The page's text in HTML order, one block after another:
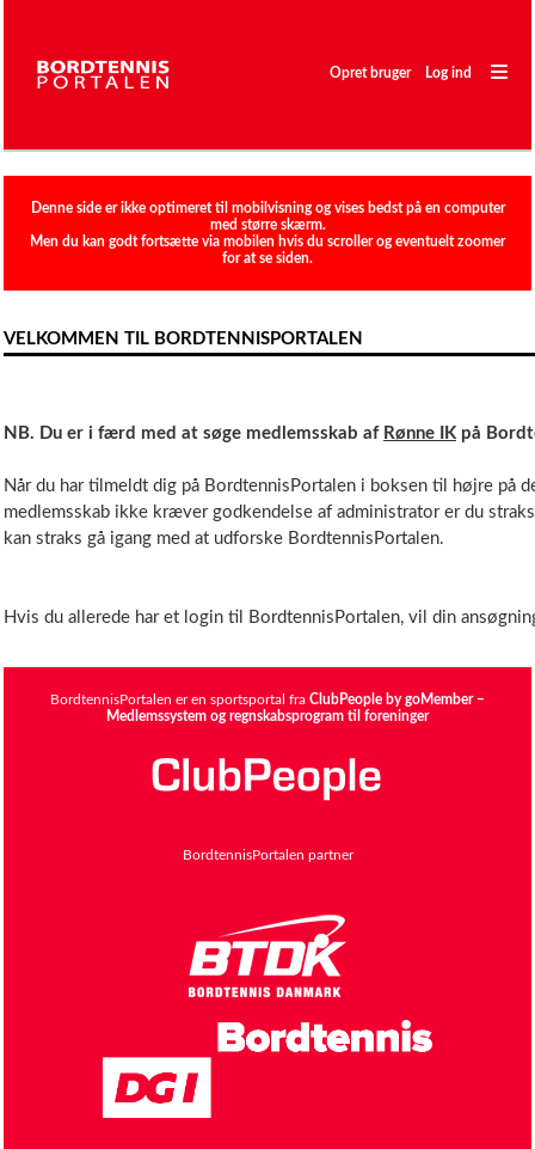
―
―
―
Opret bruger Log ind
Ratingliste
Spillere
Denne side er ikke optimeret til mobilvisning og vises bedst på en computer
med større skærm.
Men du kan godt fortsætte via mobilen hvis du scroller og eventuelt zoomer
for at se siden.
VELKOMMEN TIL BORDTENNISPORTALEN
NB. Du er i færd med at søge medlemsskab af Rønne IK på
Når du har tilmeldt dig på BordtennisPortalen i boksen til højre på
medlemsskab ikke kræver godkendelse af administrator er du
kan straks gå igang med at udforske BordtennisPortalen.
Hvis du allerede har et login til BordtennisPortalen, vil din
BordtennisPortalen er en sportsportal fra ClubPeople by goMember –
Medlemssystem og regnskabsprogram til foreninger
BordtennisPortalen partner